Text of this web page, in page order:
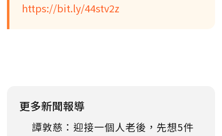
https://bit.ly/44stv2z
更多新聞報導
譚敦慈：迎接一個人老後，先想5件